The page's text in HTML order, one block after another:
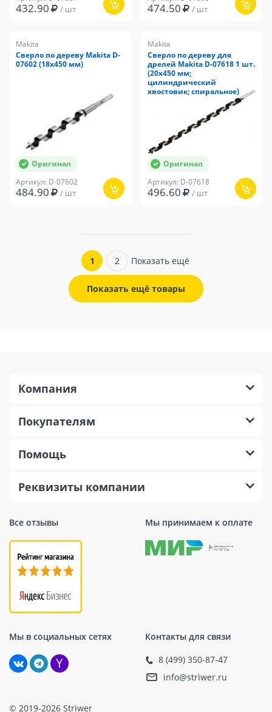
432.90 / шт 474.50 / шт
Makita
Сверло по дереву Makita D-
07602 (18х450 мм)
Оригинал
Артикул: D-07602
484.90 / шт
Makita
Сверло по дереву для
дрелей Makita D-07618 1 шт.
(20x450 мм;
цилиндрический
хвостовик; спиральное)
Оригинал
Артикул: D-07618
496.60 / шт
1 2 Показать ещё
Показать ещё товары
Все отзывы Мы принимаем к оплате
Мы в социальных сетях Контакты для связи
8 (499) 350-87-47
info@striwer.ru
Компания
Покупателям
Помощь
Реквизиты компании
© 2019-2026 Striwer